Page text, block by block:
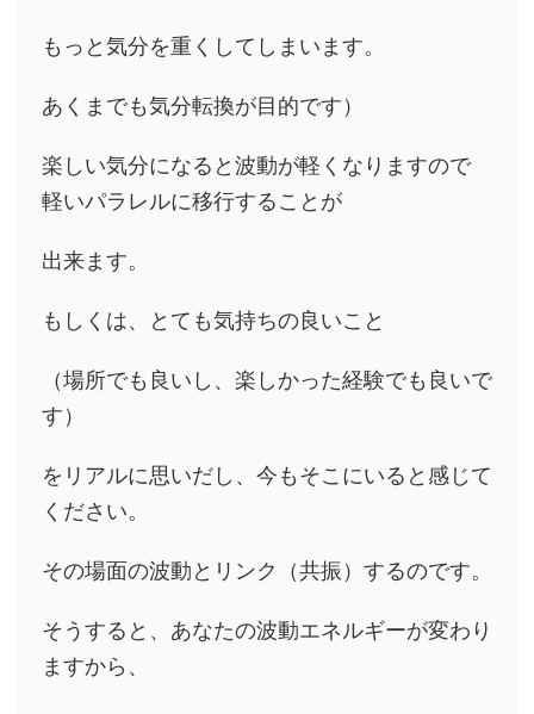
もっと気分を重くしてしまいます。
あくまでも気分転換が目的です）
楽しい気分になると波動が軽くなりますので
軽いパラレルに移行することが
出来ます。
もしくは、とても気持ちの良いこと
（場所でも良いし、楽しかった経験でも良いで
す）
をリアルに思いだし、今もそこにいると感じて
ください。
その場面の波動とリンク（共振）するのです。
そうすると、あなたの波動エネルギーが変わり
ますから、